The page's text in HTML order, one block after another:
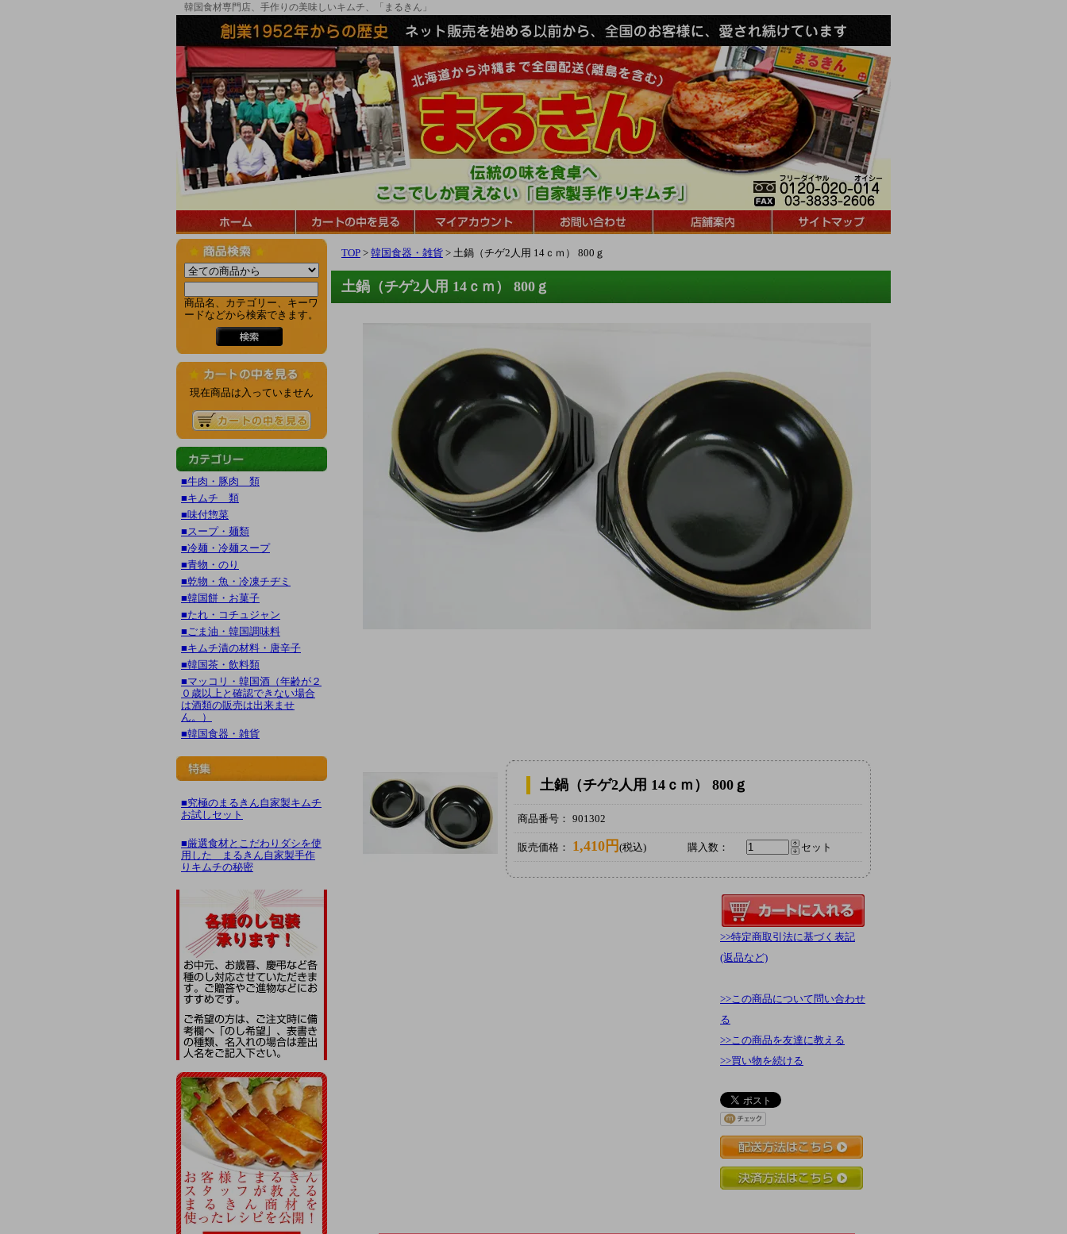
韓国食材専門店、手作りの美味しいキムチ、「まるきん」
TOP > 韓国食器・雑貨 > 土鍋（チゲ2人用 14ｃｍ） 800ｇ
土鍋（チゲ2人用 14ｃｍ） 800ｇ
土鍋（チゲ2人用 14ｃｍ） 800ｇ
商品番号： 901302
販売価格： 1,410円 (税込) 購入数： セット
>>特定商取引法に基づく表記
(返品など)
>>この商品について問い合わせ
る
>>この商品を友達に教える
>>買い物を続ける
商品名、カテゴリー、キーワ
ードなどから検索できます。
現在商品は入っていません
■牛肉・豚肉 類
■キムチ 類
■味付惣菜
■スープ・麺類
■冷麺・冷麺スープ
■青物・のり
■乾物・魚・冷凍チヂミ
■韓国餅・お菓子
■たれ・コチュジャン
■ごま油・韓国調味料
■キムチ漬の材料・唐辛子
■韓国茶・飲料類
■マッコリ・韓国酒（年齢が２
０歳以上と確認できない場合
は酒類の販売は出来ませ
ん。）
■韓国食器・雑貨
■究極のまるきん自家製キムチ
お試しセット
■厳選食材とこだわりダシを使
用した まるきん自家製手作
りキムチの秘密